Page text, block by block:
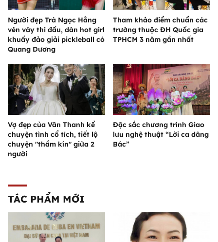
Người đẹp Trà Ngọc Hằng
vén váy thi đấu, dàn hot girl
khuấy đảo giải pickleball có
Quang Dương
Tham khảo điểm chuẩn các
trường thuộc ĐH Quốc gia
TPHCM 3 năm gần nhất
Vợ đẹp của Văn Thanh kể
chuyện tình cổ tích, tiết lộ
chuyện "thầm kín" giữa 2
người
Đặc sắc chương trình Giao
lưu nghệ thuật “Lời ca dâng
Bác”
TÁC PHẨM MỚI